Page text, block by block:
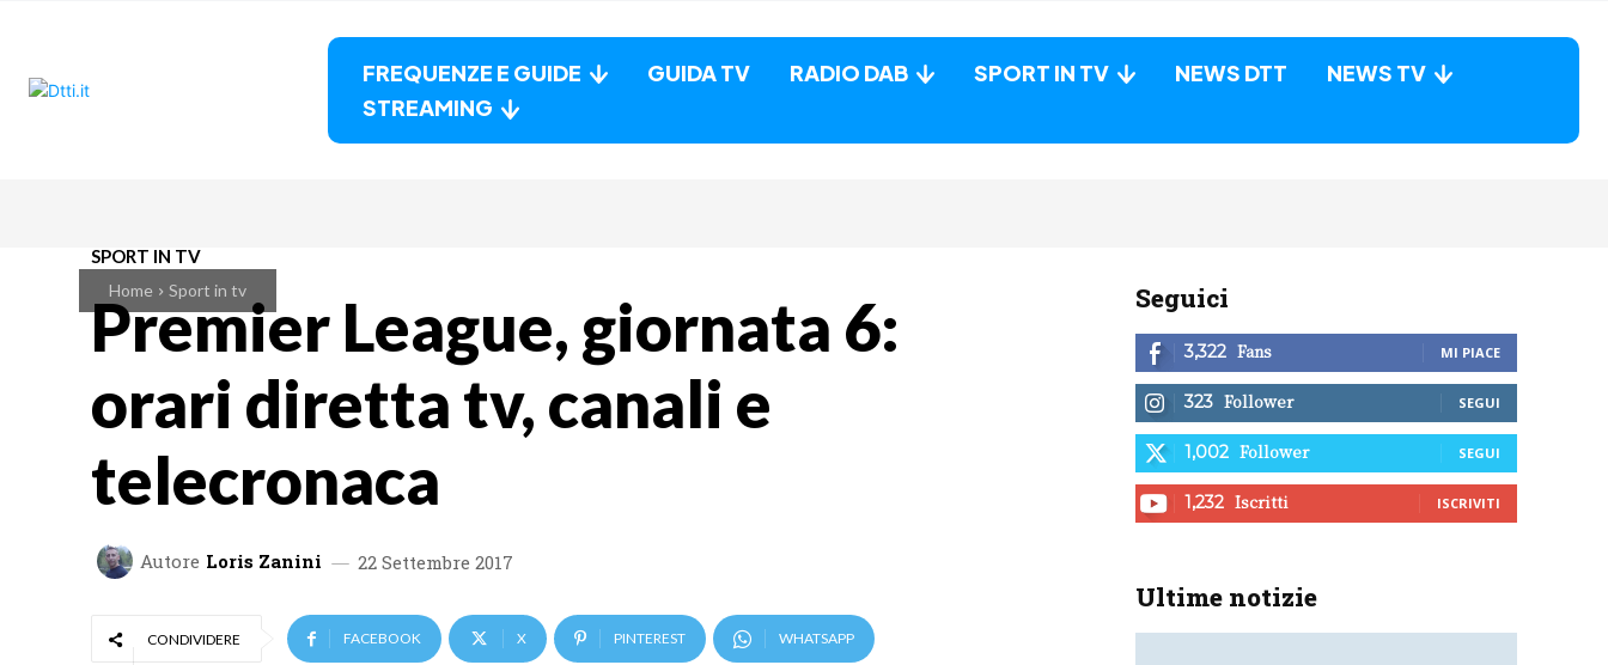
FREQUENZE E GUIDE GUIDA TV RADIO DAB SPORT IN TV NEWS DTT
NEWS TV
STREAMING
Home Sport in tv
SPORT IN TV
Premier League, giornata 6:
orari diretta tv, canali e
telecronaca
Autore Loris Zanini 22 Settembre 2017
CONDIVIDERE FACEBOOK X PINTEREST WHATSAPP
Seguici
3,322 Fans MI PIACE
323 Follower SEGUI
1,002 Follower SEGUI
1,232 Iscritti ISCRIVITI
Ultime notizie